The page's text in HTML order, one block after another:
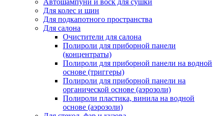
Автошампуни и воск для сушки
Для колес и шин
Для подкапотного пространства
Для салона
Очистители для салона
Полироли для приборной панели
(концентраты)
Полироли для приборной панели на водной
основе (триггеры)
Полироли для приборной панели на
органической основе (аэрозоли)
Полироли пластика, винила на водной
основе (аэрозоли)